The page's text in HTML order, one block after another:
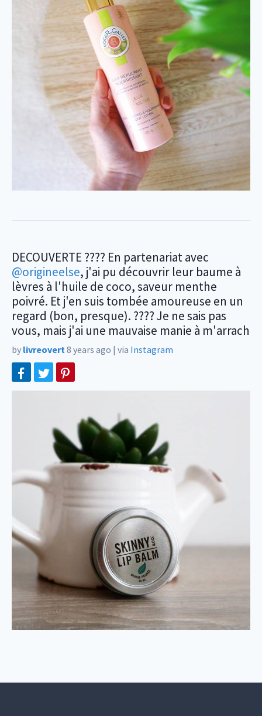
DECOUVERTE ???? En partenariat avec
@origineelse, j'ai pu découvrir leur baume à
lèvres à l'huile de coco, saveur menthe
poivré. Et j'en suis tombée amoureuse en un
regard (bon, presque). ???? Je ne sais pas
vous, mais j'ai une mauvaise manie à m'arrach
by livreovert8 years ago | via Instagram